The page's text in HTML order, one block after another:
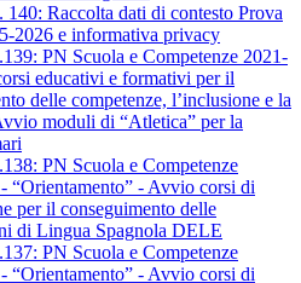
140: Raccolta dati di contesto Prova
2026 e informativa privacy
PN Scuola e Competenze 2021-
educativi e formativi per il
delle competenze, l’inclusione e la
moduli di “Atletica” per la
PN Scuola e Competenze
“Orientamento” - Avvio corsi di
per il conseguimento delle
di Lingua Spagnola DELE
PN Scuola e Competenze
“Orientamento” - Avvio corsi di